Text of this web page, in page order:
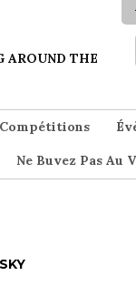
AROUND THE
Compétitions
Ne Buvez Pas Au